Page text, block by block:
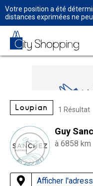
Votre position a été
distances exprimées ne
Loupian 1 Résultat
Guy
à 6858 km
Afficher